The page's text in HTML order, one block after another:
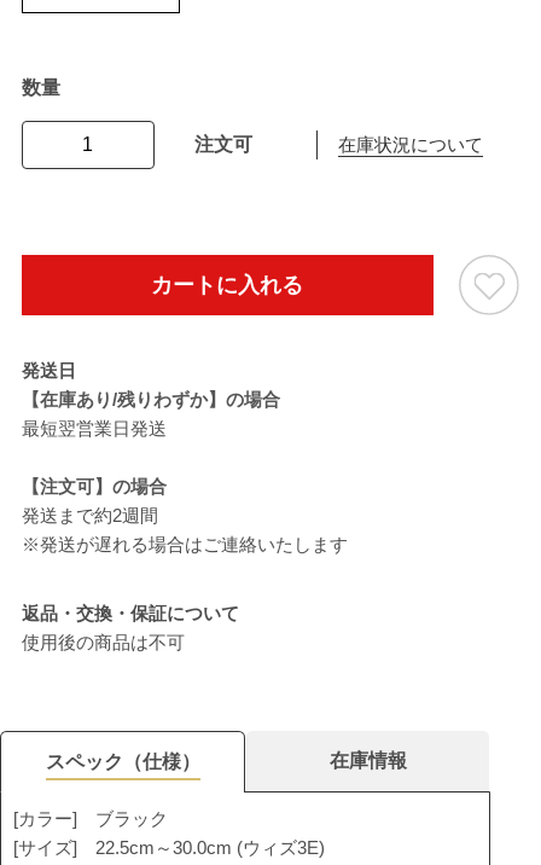
数量
注文可 在庫状況について
カートに入れる
発送日
【在庫あり/残りわずか】の場合
最短翌営業日発送
【注文可】の場合
発送まで約2週間
※発送が遅れる場合はご連絡いたします
返品・交換・保証について
使用後の商品は不可
スペック（仕様） 在庫情報
[カラー] ブラック
[サイズ] 22.5cm～30.0cm (ウィズ3E)